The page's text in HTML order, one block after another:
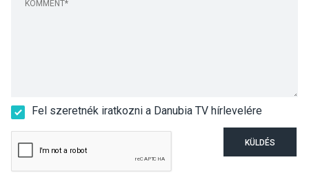
Fel szeretnék iratkozni a Danubia TV hírlevelére
KÜLDÉS